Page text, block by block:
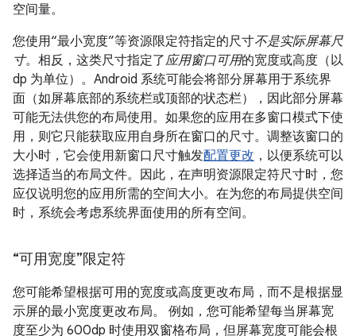
空间量。
您使用“最小宽度”等资源限定符指定的尺寸不是实际屏幕尺
寸。相反，这类尺寸指定了应用窗口可用的宽度或高度（以
dp 为单位）。Android 系统可能会将部分屏幕用于系统界
面（如屏幕底部的系统栏或顶部的状态栏），因此部分屏幕
可能无法供您的布局使用。如果您的应用在多窗口模式下使
用，则它只能获取应用自身所在窗口的尺寸。调整该窗口的
大小时，它会使用新窗口尺寸触发配置更改 ，以便系统可以
选择适当的布局文件。因此，在声明资源限定符尺寸时，您
应仅说明您的应用所需的空间大小。在为您的布局提供空间
时，系统会考虑系统界面使用的所有空间。
“可用宽度”限定符
您可能希望根据可用的宽度或高度更改布局，而不是根据显
示屏的最小宽度更改布局。 例如，您可能希望每当屏幕宽
度至少为 600dp 时使用双窗格布局，但屏幕宽度可能会根